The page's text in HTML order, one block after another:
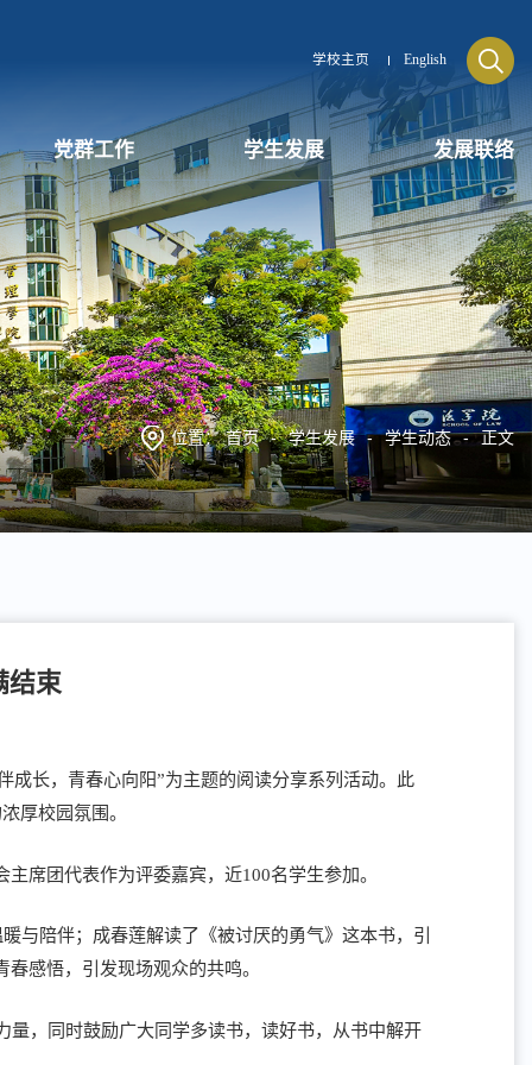
学校主页 English
党群工作 学生发展 发展联络
位置：首页 - 学生发展 - 学生动态 - 正文
结束
成长，青春心向阳”为主题的阅读分享系列活动。此
厚校园氛围。
席团代表作为评委嘉宾，近100名学生参加。
与陪伴；成春莲解读了《被讨厌的勇气》这本书，引
感悟，引发现场观众的共鸣。
，同时鼓励广大同学多读书，读好书，从书中解开